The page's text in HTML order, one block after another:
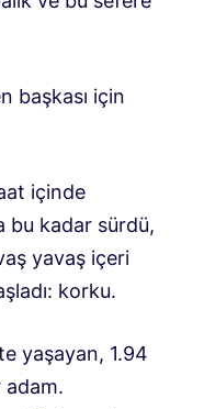
başkası için
içinde
bu kadar sürdü,
yavaş içeri
korku.
yaşayan, 1.94
adam.